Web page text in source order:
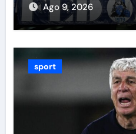
Ago 9, 2026
sport